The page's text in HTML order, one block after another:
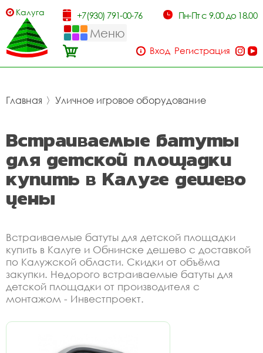
Калуга +7(930) 791-00-76 Пн-Пт с 9.00 до 18.00
Меню
Вход Регистрация
Главная 〉 Уличное игровое оборудование
Встраиваемые батуты
для детской площадки
купить в Калуге дешево
цены
Встраиваемые батуты для детской площадки
купить в Калуге и Обнинске дешево с доставкой
по Калужской области. Скидки от объёма
закупки. Недорого встраиваемые батуты для
детской площадки от производителя с
монтажом - Инвестпроект.